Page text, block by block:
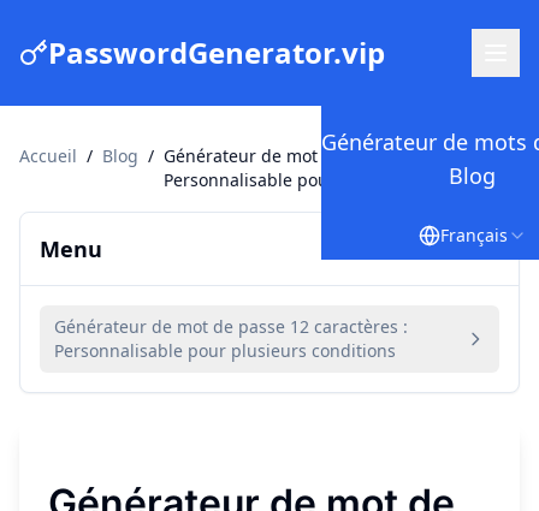
PasswordGenerator.vip
Générateur de mots
Blog
Français
Accueil / Blog / Générateur de mot de passe 12 caractères :
Personnalisable pour plusieurs conditions
Menu
Générateur de mot de passe 12 caractères :
Personnalisable pour plusieurs conditions